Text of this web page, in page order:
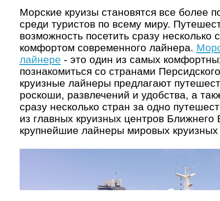
Морские круизы становятся все более
среди туристов по всему миру.
возможность посетить сразу несколько
комфортом современного лайнера.
лайнере - это один из самых
познакомиться со странами
круизные лайнеры предлагают
роскоши, развлечений и удобства, а
сразу несколько стран за одно
из главных круизных центров Ближнего
крупнейшие лайнеры мировых